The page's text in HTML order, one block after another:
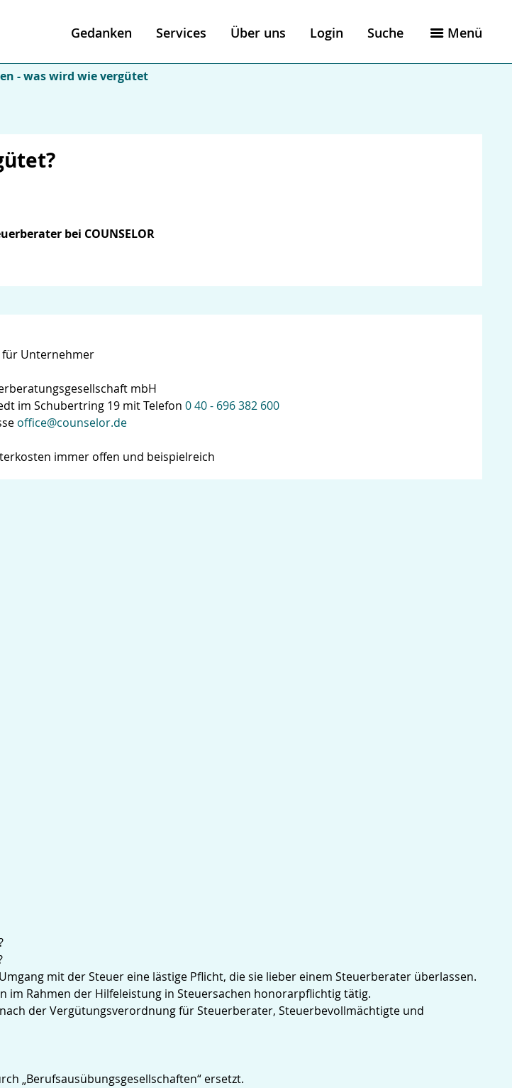
Gedanken Services Über uns Login Suche Menü
- was wird wie vergütet
bei COUNSELOR
Unternehmer
mbH
im Schubertring 19 mit Telefon 0 40 - 696 382 600
office@counselor.de
immer offen und beispielreich
mit der Steuer eine lästige Pflicht, die sie lieber einem Steuerberater überlassen.
Rahmen der Hilfeleistung in Steuersachen honorarpflichtig tätig.
der Vergütungsverordnung für Steuerberater, Steuerbevollmächtigte und
„Berufsausübungsgesellschaften“ ersetzt.